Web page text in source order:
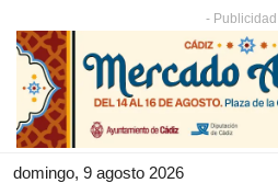
-
domingo, 9 agosto 2026